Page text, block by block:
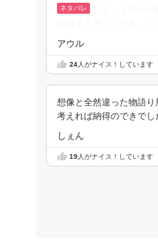
目指すと思ってたわ。
アウル
24人がナイス！しています
想像と全然違った物語
考えれば納得のできで
しぇん
19人がナイス！しています